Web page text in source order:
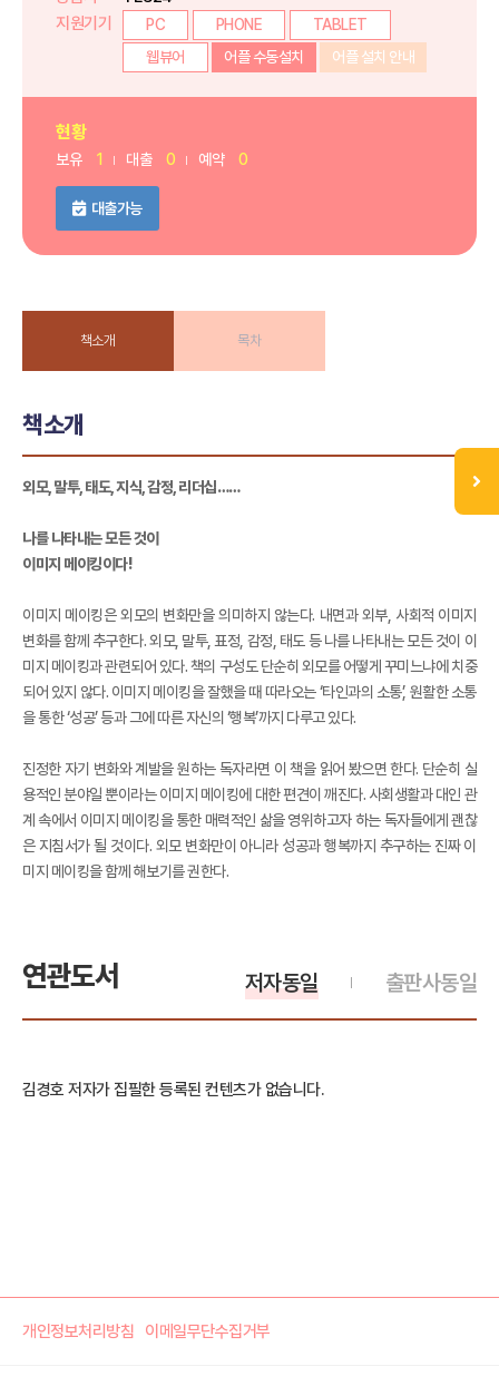
지원기기
PC PHONE
TABLET
웹뷰어
어플 수동설치 어플 설치 안내
현황
보유 1 대출 0 예약 0
대출가능
책소개 목차
책소개
외모, 말투, 태도, 지식, 감정, 리더십……
나를 나타내는 모든 것이
이미지 메이킹이다!
이미지 메이킹은 외모의 변화만을 의미하지 않는다. 내면과 외부, 사회적 이미지
변화를 함께 추구한다. 외모, 말투, 표정, 감정, 태도 등 나를 나타내는 모든 것이 이
미지 메이킹과 관련되어 있다. 책의 구성도 단순히 외모를 어떻게 꾸미느냐에 치중
되어 있지 않다. 이미지 메이킹을 잘했을 때 따라오는 ‘타인과의 소통’, 원활한 소통
을 통한 ‘성공’ 등과 그에 따른 자신의 ‘행복’까지 다루고 있다.
진정한 자기 변화와 계발을 원하는 독자라면 이 책을 읽어 봤으면 한다. 단순히 실
용적인 분야일 뿐이라는 이미지 메이킹에 대한 편견이 깨진다. 사회생활과 대인 관
계 속에서 이미지 메이킹을 통한 매력적인 삶을 영위하고자 하는 독자들에게 괜찮
은 지침서가 될 것이다. 외모 변화만이 아니라 성공과 행복까지 추구하는 진짜 이
미지 메이킹을 함께 해보기를 권한다.
연관도서 출판사동일
저자동일
김경호 저자가 집필한 등록된 컨텐츠가 없습니다.
개인정보처리방침 이메일무단수집거부